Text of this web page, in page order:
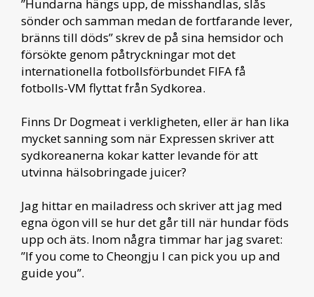
”Hundarna hängs upp, de misshandlas, slås
sönder och samman medan de fortfarande lever,
bränns till döds” skrev de på sina hemsidor och
försökte genom påtryckningar mot det
internationella fotbollsförbundet FIFA få
fotbolls-VM flyttat från Sydkorea.
Finns Dr Dogmeat i verkligheten, eller är han lika
mycket sanning som när Expressen skriver att
sydkoreanerna kokar katter levande för att
utvinna hälsobringade juicer?
Jag hittar en mailadress och skriver att jag med
egna ögon vill se hur det går till när hundar föds
upp och äts. Inom några timmar har jag svaret:
”If you come to Cheongju I can pick you up and
guide you”.